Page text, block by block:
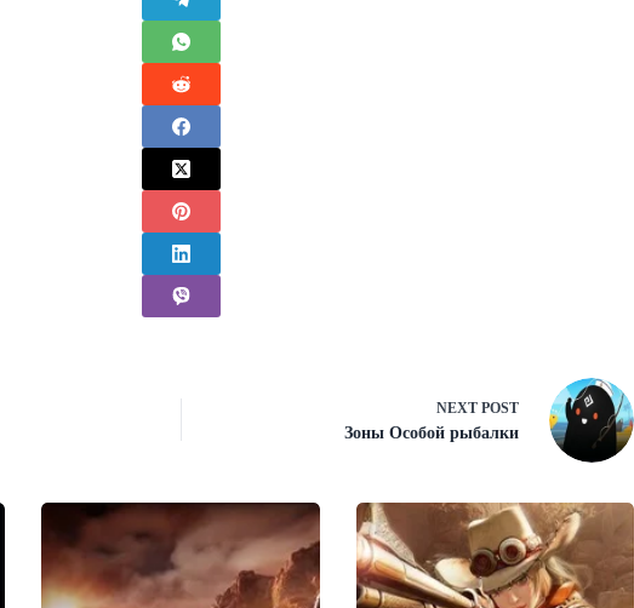
NEXT POST
Зоны Особой рыбалки